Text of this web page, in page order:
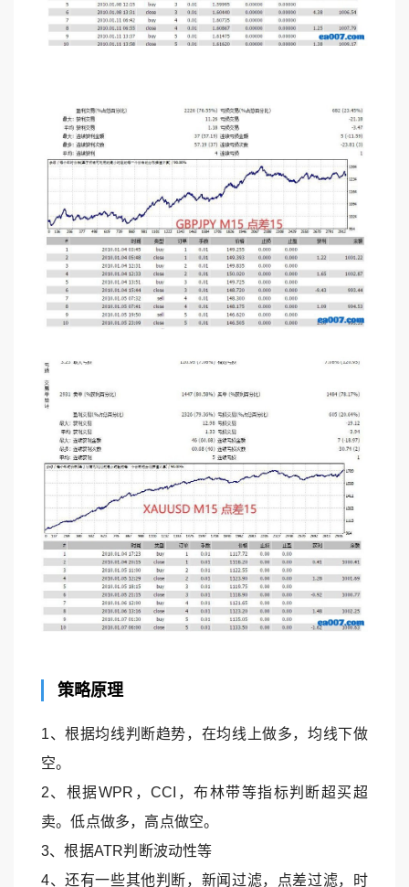
策略原理
1、根据均线判断趋势，在均线上做多，均线下做
空。
2、根据WPR，CCI，布林带等指标判断超买超
卖。低点做多，高点做空。
3、根据ATR判断波动性等
4、还有一些其他判断，新闻过滤，点差过滤，时